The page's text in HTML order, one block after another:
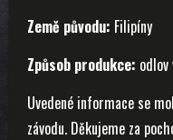
Země původu: Filipíny
Způsob produkce:
Uvedené informace se
závodu. Děkujeme za